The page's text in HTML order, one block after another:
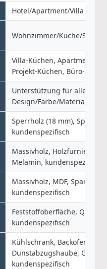
Hotel/Apartment/Villa
Wohnzimmer/Küche/
Villa-Küchen, Apartment-
Projekt-Küchen, Büro-
Unterstützung für alles,
Design/Farbe/Material/
Sperrholz (18 mm),
kundenspezifisch
Massivholz, Holzfurnier,
Melamin, kundenspezifisch
Massivholz, MDF,
kundenspezifisch
Feststoffoberfläche,
kundenspezifisch
Kühlschrank, Backofen,
Dunstabzugshaube,
kundenspezifisch